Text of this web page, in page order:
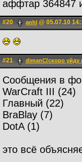
аффтар 364847
#20 anhl @ 05.07.10
#21 dimanC[скоро уйду
Сообщения в
WarCraft III (24)
Главный (22)
BraBlay (7)
DotA (1)
это всё